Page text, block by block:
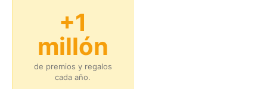
+1
millón
de premios y regalos
cada año.